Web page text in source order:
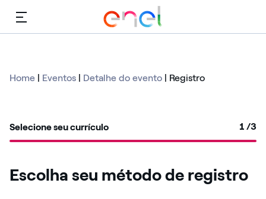
Cardápio
Home | Eventos | Detalhe do evento | Registro
Selecione seu currículo 1 /3
Escolha seu método de registro